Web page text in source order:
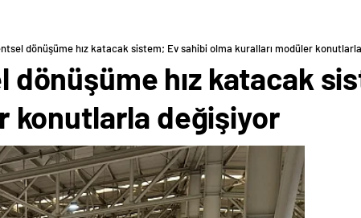
dönüşüme hız katacak sistem; Ev sahibi olma kuralları modüler
dönüşüme hız katacak
konutlarla değişiyor